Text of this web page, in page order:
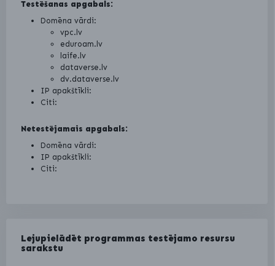
Testēšanas apgabals:
Domēna vārdi:
vpc.lv
eduroam.lv
laife.lv
dataverse.lv
dv.dataverse.lv
IP apakštīkli:
Citi:
Netestējamais apgabals:
Domēna vārdi:
IP apakštīkli:
Citi:
Lejupielādēt programmas testējamo resursu
sarakstu